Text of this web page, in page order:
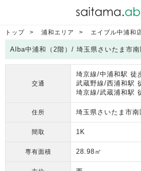
トップ 浦和エリア エイブル中浦和
Alba中浦和（2階）/ 埼玉県さいたま市
交通
埼京線/中浦和駅 徒
武蔵野線/西浦和駅
埼京線/武蔵浦和駅
住所 埼玉県さいたま市南
間取 1K
専有面積 28.98㎡